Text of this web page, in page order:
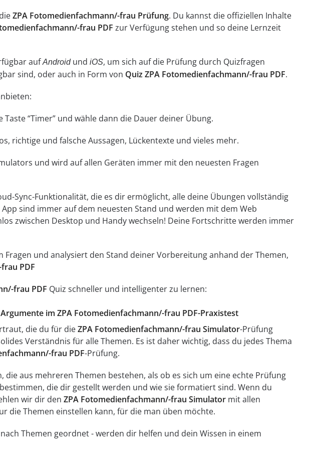
ZPA Fotomedienfachmann/-frau Prüfung. Du kannst die offiziellen Inhalte
frau PDF zur Verfügung stehen und so deine Lernzeit
aufAndroidund iOS, um sich auf die Prüfung durch Quizfragen
sind, oder auch in Form von Quiz ZPA Fotomedienfachmann/-frau PDF.
“Timer” und wähle dann die Dauer deiner Übung.
richtige und falsche Aussagen, Lückentexte und vieles mehr.
und wird auf allen Geräten immer mit den neuesten Fragen
Sync-Funktionalität, die es dir ermöglicht, alle deine Übungen vollständig
sind immer auf dem neuesten Stand und werden mit dem Web
zwischen Desktop und Handy wechseln! Deine Fortschritte werden immer
und analysiert den Stand deiner Vorbereitung anhand der Themen,
PDF
frau PDF Quiz schneller und intelligenter zu lernen:
im ZPA Fotomedienfachmann/-frau PDF-Praxistest
die du für dieZPA Fotomedienfachmann/-frau Simulator-Prüfung
Verständnis für alle Themen. Es ist daher wichtig, dass du jedes Thema
frau PDF-Prüfung.
die aus mehreren Themen bestehen, als ob es sich um eine echte Prüfung
die dir gestellt werden und wie sie formatiert sind. Wenn du
wir dir den ZPA Fotomedienfachmann/-frau Simulatormit allen
die Themen einstellen kann, für die man üben möchte.
Themen geordnet - werden dir helfen und dein Wissen in einem